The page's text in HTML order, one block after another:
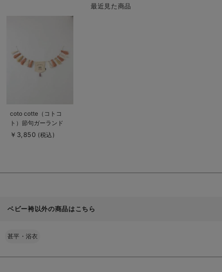
最近見た商品
商
品
詳
を
coto cotte（コトコ
ト）節句ガーランド
￥3,850 (税込)
ベビー袴以外の商品はこちら
甚平・浴衣